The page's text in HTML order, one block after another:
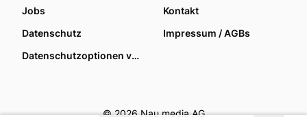
Jobs
Kontakt
Datenschutz
Impressum / AGBs
Datenschutzoptionen verwalten
© 2026 Nau media AG